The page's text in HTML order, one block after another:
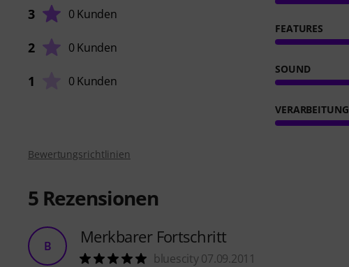
3 0 Kunden
2 0 Kunden
1 0 Kunden
FEATURES
SOUND
VERARBEITUNG
Bewertungsrichtlinien
5 Rezensionen
B Merkbarer Fortschritt
bluescity 07.09.2011